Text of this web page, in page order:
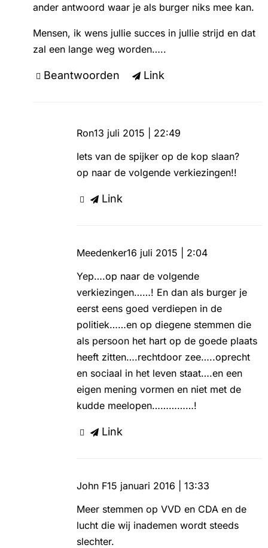
ander antwoord waar je als burger niks mee kan.
Mensen, ik wens jullie succes in jullie strijd en dat
zal een lange weg worden…..
Beantwoorden Link
Ron13 juli 2015 | 22:49
Iets van de spijker op de kop slaan?
op naar de volgende verkiezingen!!
Link
Meedenker16 juli 2015 | 2:04
Yep….op naar de volgende
verkiezingen……! En dan als burger je
eerst eens goed verdiepen in de
politiek……en op diegene stemmen die
als persoon het hart op de goede plaats
heeft zitten….rechtdoor zee…..oprecht
en sociaal in het leven staat….en een
eigen mening vormen en niet met de
kudde meelopen……………!
Link
John F15 januari 2016 | 13:33
Meer stemmen op VVD en CDA en de
lucht die wij inademen wordt steeds
slechter.